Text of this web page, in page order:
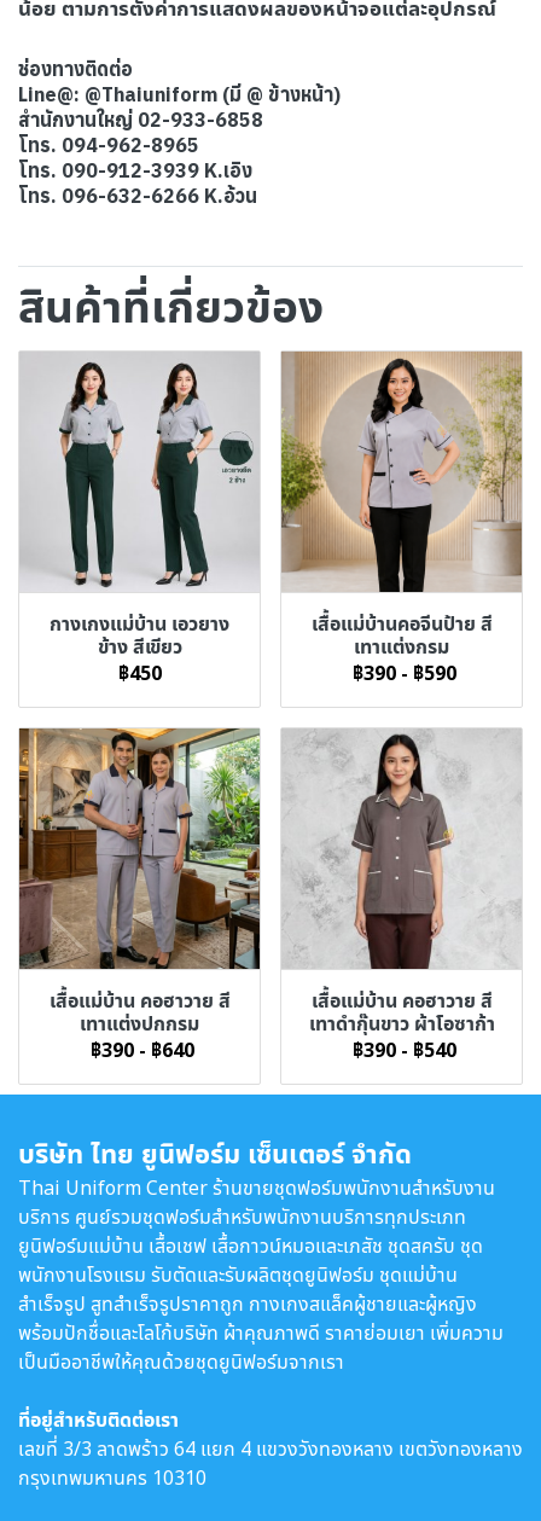
น้อย ตามการตั้งค่าการแสดงผลของหน้าจอแต่ละอุปกรณ์
ช่องทางติดต่อ
Line@: @Thaiuniform (มี @ ข้างหน้า)
สำนักงานใหญ่ 02-933-6858
โทร. 094-962-8965
โทร. 090-912-3939 K.เอิง
โทร. 096-632-6266 K.อ้วน
สินค้าที่เกี่ยวข้อง
กางเกงแม่บ้าน เอวยาง
ข้าง สีเขียว
฿450
เสื้อแม่บ้านคอจีนป้าย สี
เทาแต่งกรม
฿390 - ฿590
เสื้อแม่บ้าน คอฮาวาย สี
เทาแต่งปกกรม
฿390 - ฿640
เสื้อแม่บ้าน คอฮาวาย สี
เทาดำกุ๊นขาว ผ้าโอซาก้า
฿390 - ฿540
บริษัท ไทย ยูนิฟอร์ม เซ็นเตอร์ จำกัด
Thai Uniform Center ร้านขายชุดฟอร์มพนักงานสำหรับงาน
บริการ ศูนย์รวมชุดฟอร์มสำหรับพนักงานบริการทุกประเภท
ยูนิฟอร์มแม่บ้าน เสื้อเชฟ เสื้อกาวน์หมอและเภสัช ชุดสครับ ชุด
พนักงานโรงแรม รับตัดและรับผลิตชุดยูนิฟอร์ม ชุดแม่บ้าน
สำเร็จรูป สูทสำเร็จรูปราคาถูก กางเกงสแล็คผู้ชายและผู้หญิง
พร้อมปักชื่อและโลโก้บริษัท ผ้าคุณภาพดี ราคาย่อมเยา เพิ่มความ
เป็นมืออาชีพให้คุณด้วยชุดยูนิฟอร์มจากเรา
ที่อยู่สำหรับติดต่อเรา
เลขที่ 3/3 ลาดพร้าว 64 แยก 4 แขวงวังทองหลาง เขตวังทองหลาง
กรุงเทพมหานคร 10310